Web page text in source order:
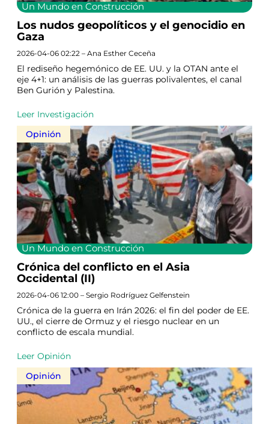
Un Mundo en Construcción
Los nudos geopolíticos y el genocidio en
Gaza
2026-04-06 02:22 – Ana Esther Ceceña
El rediseño hegemónico de EE. UU. y la OTAN ante el
eje 4+1: un análisis de las guerras polivalentes, el canal
Ben Gurión y Palestina.
Leer Investigación
Opinión
Un Mundo en Construcción
Crónica del conflicto en el Asia
Occidental (II)
2026-04-06 12:00 – Sergio Rodríguez Gelfenstein
Crónica de la guerra en Irán 2026: el fin del poder de EE.
UU., el cierre de Ormuz y el riesgo nuclear en un
conflicto de escala mundial.
Leer Opinión
Opinión